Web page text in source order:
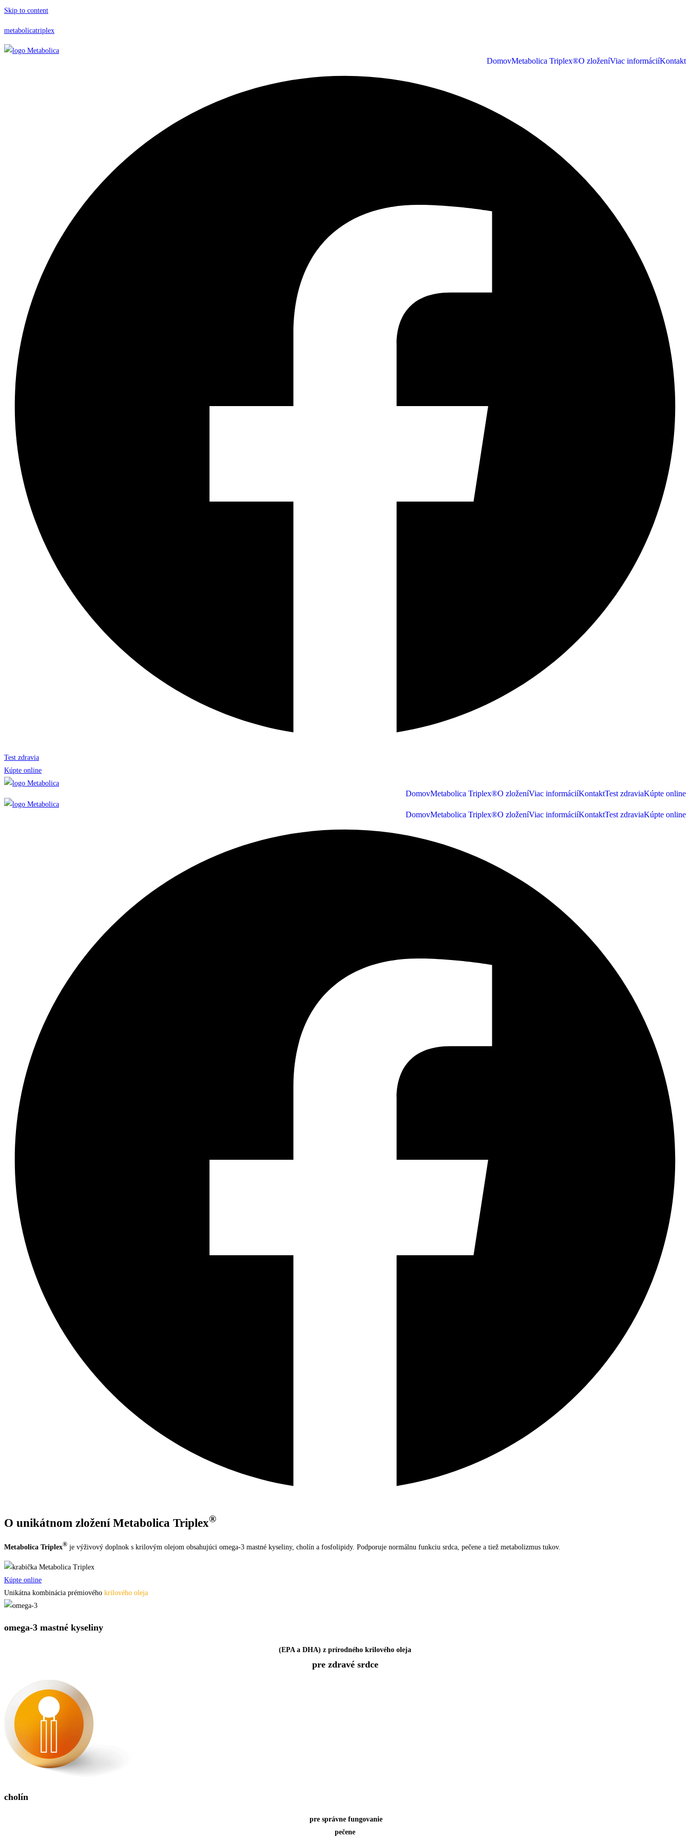
Skip to content
metabolicatriplex
DomovMetabolica Triplex®O zloženíViac informáciíKontakt
Test zdravia
Kúpte online
DomovMetabolica Triplex®O zloženíViac informáciíKontaktTest zdraviaKúpte online
DomovMetabolica Triplex®O zloženíViac informáciíKontaktTest zdraviaKúpte online
O unikátnom zložení Metabolica Triplex®
Metabolica Triplex® je výživový doplnok s krilovým olejom obsahujúci omega-3 mastné kyseliny, cholín a fosfolipidy. Podporuje normálnu funkciu srdca, pečene a tiež metabolizmus tukov.
Kúpte online
Unikátna kombinácia prémiového krilového oleja
omega-3 mastné kyseliny
(EPA a DHA) z prírodného krilového oleja
pre zdravé srdce
cholín
pre správne fungovanie
pečene